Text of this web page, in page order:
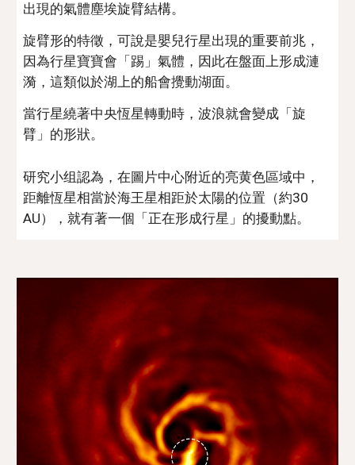
出現的氣體塵埃旋臂結構。
旋臂形的特徵，可說是嬰兒行星出現的重要前兆，
因為行星寶寶會「踢」氣體，因此在盤面上形成漣
漪，這類似於湖上的船會攪動湖面。
當行星繞著中央恆星轉動時，波浪就會變成「旋
臂」的形狀。
研究小组認為，在圖片中心附近的亮黄色區域中，
距離恆星相當於海王星相距於太陽的位置（約30
AU），就有著一個「正在形成行星」的擾動點。